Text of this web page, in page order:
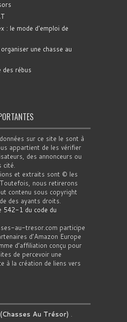
: le mode d'emploi de
une chasse au
des rébus
sur ce site le sont à
appartient de les vérifier
des annonceurs ou
cité.
et extraits sont © les
nous retirerons
contenu sous copyright
des ayants droits.
542-1 du code du
au-tresor.com participe
d’Amazon Europe
d’affiliation conçu pour
de percevoir une
à la création de liens vers
Au Trésor) .